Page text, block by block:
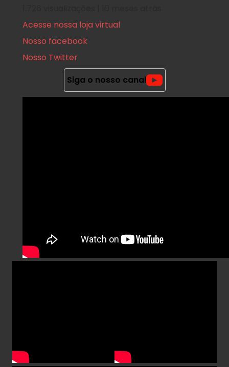
Games
Jogos em nuvem: o que são e
forma!
errar na compra!
Acesse nossa loja virtual
Nosso facebook
Nosso Twitter
Siga o nosso canal